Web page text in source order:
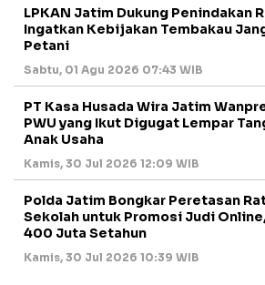
LPKAN Jatim Dukung Penindakan
Ingatkan Kebijakan Tembakau
Petani
Sabtu, 01 Agu 2026 07:43 WIB
PT Kasa Husada Wira Jatim
PWU yang Ikut Digugat Lempar
Anak Usaha
Kamis, 30 Jul 2026 12:09 WIB
Polda Jatim Bongkar Peretasan
Sekolah untuk Promosi Judi
400 Juta Setahun
Kamis, 30 Jul 2026 10:39 WIB